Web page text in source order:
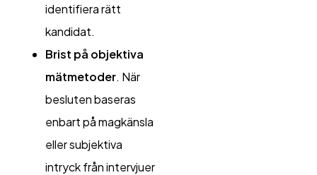
identifiera rätt
kandidat.
Brist på objektiva
mätmetoder. När
besluten baseras
enbart på magkänsla
eller subjektiva
intryck från intervjuer